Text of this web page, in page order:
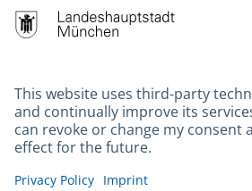
Contact
Gebärdensprache
Datenschutz
Kontakt